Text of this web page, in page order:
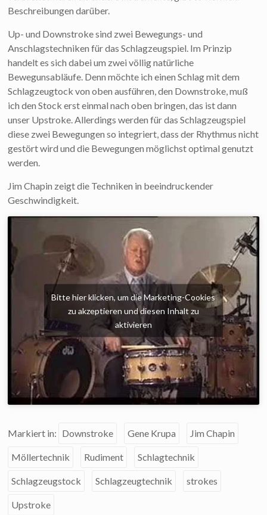
Beschreibungen darüber.
Up- und Downstroke sind zwei Bewegungs- und
Anschlagstechniken für das Schlagzeugspiel. Im Prinzip
handelt es sich dabei um zwei völlig natürliche
Bewegunsabläufe. Denn möchte ich einen Schlag mit dem
Schlagzeugtock von oben ausführen, den Downstroke, muß
ich den Stock erst einmal nach oben bringen, das ist dann
unser Upstroke. Allerdings werden für das Schlagzeugspiel
diese zwei Bewegungen so integriert, dass der Rhythmus nicht
gestört wird und die Bewegungen möglichst optimal genutzt
werden.
Jim Chapin zeigt die Techniken in beeindruckender
Geschwindigkeit.
Bitte hier klicken, um die Marketing-Cookies
zu akzeptieren und diesen Inhalt zu
aktivieren
Markiert in: Downstroke Gene Krupa Jim Chapin
Möllertechnik Rudiment Schlagtechnik
Schlagzeugstock Schlagzeugtechnik strokes
Upstroke